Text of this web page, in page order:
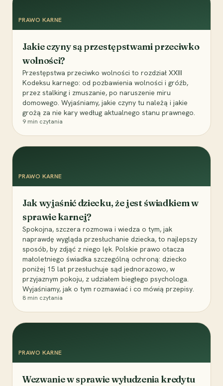
PRAWO KARNE
Jakie czyny są przestępstwami przeciwko
wolności?
Przestępstwa przeciwko wolności to rozdział XXIII
Kodeksu karnego: od pozbawienia wolności i gróźb,
przez stalking i zmuszanie, po naruszenie miru
domowego. Wyjaśniamy, jakie czyny tu należą i jakie
grożą za nie kary według aktualnego stanu prawnego.
9 min czytania
PRAWO KARNE
Jak wyjaśnić dziecku, że jest świadkiem w
sprawie karnej?
Spokojna, szczera rozmowa i wiedza o tym, jak
naprawdę wygląda przesłuchanie dziecka, to najlepszy
sposób, by zdjąć z niego lęk. Polskie prawo otacza
małoletniego świadka szczególną ochroną: dziecko
poniżej 15 lat przesłuchuje sąd jednorazowo, w
przyjaznym pokoju, z udziałem biegłego psychologa.
Wyjaśniamy, jak o tym rozmawiać i co mówią przepisy.
8 min czytania
PRAWO KARNE
Wezwanie w sprawie wyłudzenia kredytu